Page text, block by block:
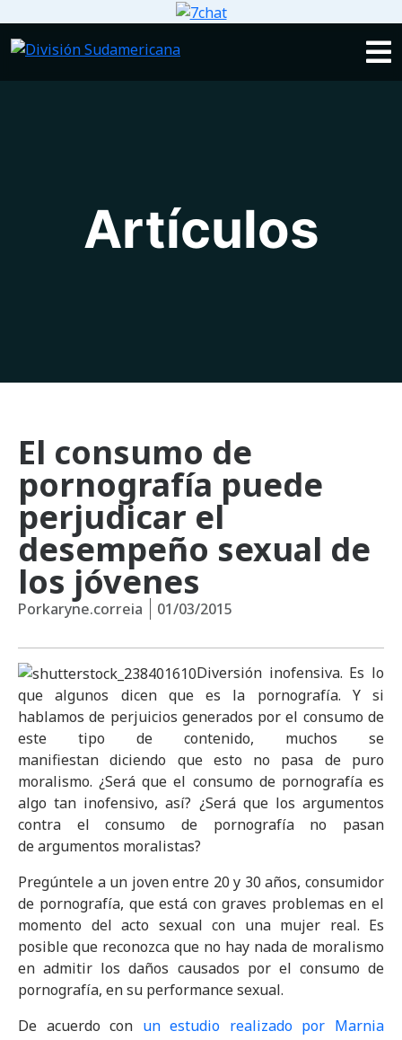
Artículos
El consumo de
pornografía puede
perjudicar el
desempeño sexual de
los jóvenes
Porkaryne.correia 01/03/2015
Diversión inofensiva. Es lo
que algunos dicen que es la pornografía. Y si
hablamos de perjuicios generados por el consumo de
este tipo de contenido, muchos se
manifiestan diciendo que esto no pasa de puro
moralismo. ¿Será que el consumo de pornografía es
algo tan inofensivo, así? ¿Será que los argumentos
contra el consumo de pornografía no pasan
de argumentos moralistas?
Pregúntele a un joven entre 20 y 30 años, consumidor
de pornografía, que está con graves problemas en el
momento del acto sexual con una mujer real. Es
posible que reconozca que no hay nada de moralismo
en admitir los daños causados por el consumo de
pornografía, en su performance sexual.
De acuerdo con un estudio realizado por Marnia